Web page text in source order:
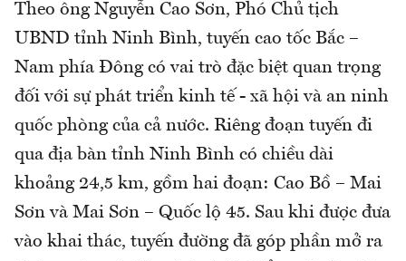
Theo ông Nguyễn Cao Sơn, Phó Chủ tịch
UBND tỉnh Ninh Bình, tuyến cao tốc Bắc –
Nam phía Đông có vai trò đặc biệt quan trọng
đối với sự phát triển kinh tế - xã hội và an ninh
quốc phòng của cả nước. Riêng đoạn tuyến đi
qua địa bàn tỉnh Ninh Bình có chiều dài
khoảng 24,5 km, gồm hai đoạn: Cao Bồ – Mai
Sơn và Mai Sơn – Quốc lộ 45. Sau khi được đưa
vào khai thác, tuyến đường đã góp phần mở ra